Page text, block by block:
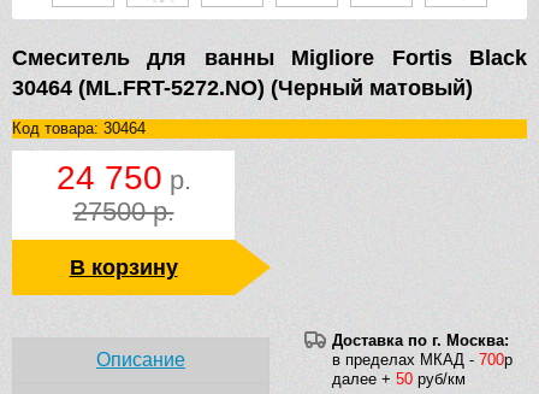
Смеситель для ванны Migliore Fortis Black
30464 (ML.FRT-5272.NO) (Черный матовый)
Код товара: 30464
24 750 р.
27500 р.
В корзину
Доставка по г. Москва:
в пределах МКАД - 700р
далее + 50 руб/км
Описание